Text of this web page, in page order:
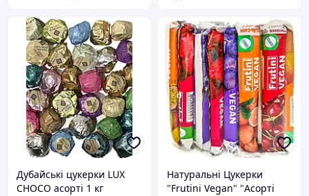
Дубайські цукерки LUX
CHOCO асорті 1 кг
Натуральні Цукерки
"Frutini Vegan" "Асорті